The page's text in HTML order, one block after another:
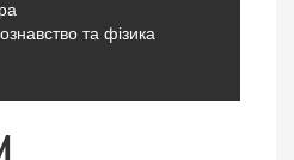
та фізика